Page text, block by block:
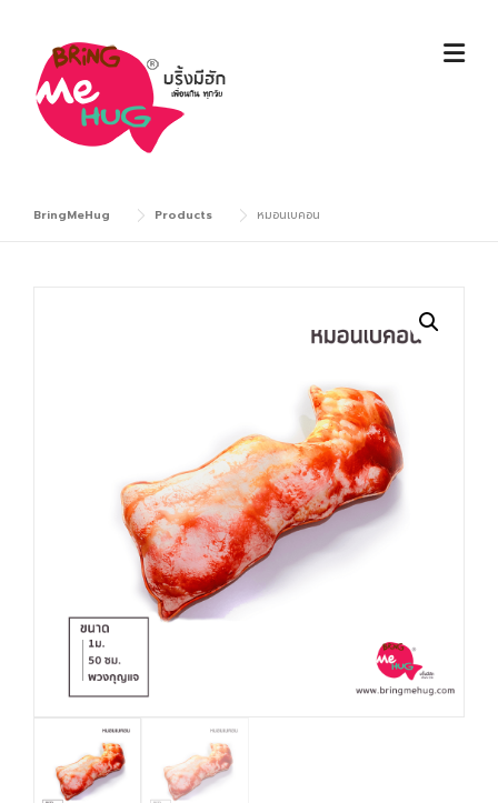
content
BringMeHug Products หมอนเบคอน